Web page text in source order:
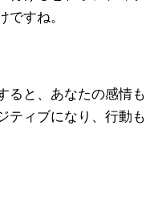
ですね。
ると、あなたの感情も
ティブになり、行動も